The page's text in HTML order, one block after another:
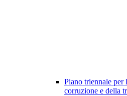
Piano triennale per
corruzione e della